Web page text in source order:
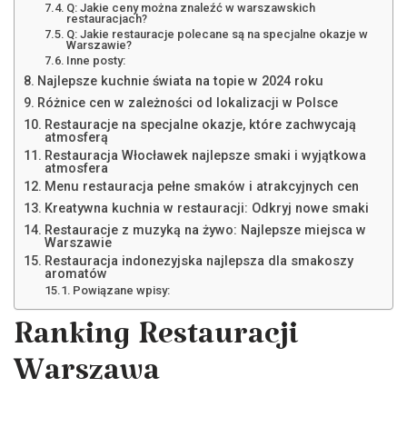
Q: Jakie ceny można znaleźć w warszawskich
restauracjach?
Q: Jakie restauracje polecane są na specjalne okazje w
Warszawie?
Inne posty:
Najlepsze kuchnie świata na topie w 2024 roku
Różnice cen w zależności od lokalizacji w Polsce
Restauracje na specjalne okazje, które zachwycają
atmosferą
Restauracja Włocławek najlepsze smaki i wyjątkowa
atmosfera
Menu restauracja pełne smaków i atrakcyjnych cen
Kreatywna kuchnia w restauracji: Odkryj nowe smaki
Restauracje z muzyką na żywo: Najlepsze miejsca w
Warszawie
Restauracja indonezyjska najlepsza dla smakoszy
aromatów
Powiązane wpisy:
Ranking Restauracji
Warszawa